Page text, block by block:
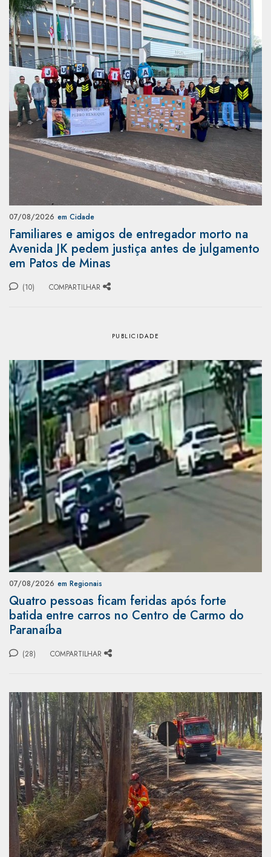
07/08/2026 em Cidade
Familiares e amigos de entregador morto na
Avenida JK pedem justiça antes de julgamento
em Patos de Minas
(10) COMPARTILHAR
07/08/2026 em Regionais
Quatro pessoas ficam feridas após forte
batida entre carros no Centro de Carmo do
Paranaíba
(28) COMPARTILHAR